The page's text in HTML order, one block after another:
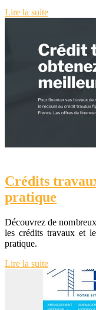
Lire la suite
Crédits
pratique
Découvrez de
les crédits travaux et
pratique.
Lire la suite